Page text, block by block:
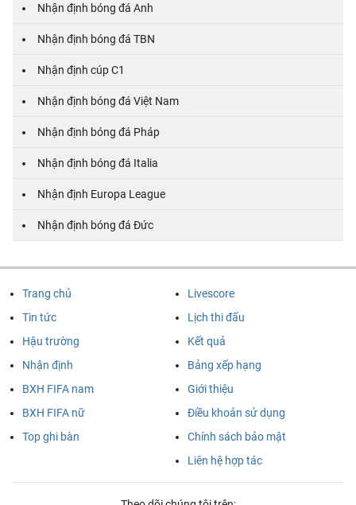
Nhận định bóng đá Anh
Nhận định bóng đá TBN
Nhận định cúp C1
Nhận định bóng đá Việt Nam
Nhận định bóng đá Pháp
Nhận định bóng đá Italia
Nhận định Europa League
Nhận định bóng đá Đức
Trang chủ
Tin tức
Hậu trường
Nhận định
Livescore
Lịch thi đấu
Kết quả
Bảng xếp hạng
BXH FIFA nam
BXH FIFA nữ
Top ghi bàn
Giới thiệu
Điều khoản sử dụng
Chính sách bảo mật
Liên hệ hợp tác